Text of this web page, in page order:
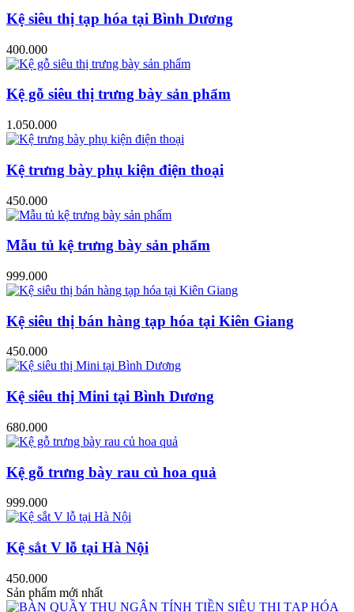
Kệ siêu thị tạp hóa tại Bình Dương
400.000
Kệ gỗ siêu thị trưng bày sản phẩm
1.050.000
Kệ trưng bày phụ kiện điện thoại
450.000
Mẫu tủ kệ trưng bày sản phẩm
999.000
Kệ siêu thị bán hàng tạp hóa tại Kiên Giang
450.000
Kệ siêu thị Mini tại Bình Dương
680.000
Kệ gỗ trưng bày rau củ hoa quả
999.000
Kệ sắt V lỗ tại Hà Nội
450.000
Sản phẩm mới nhất